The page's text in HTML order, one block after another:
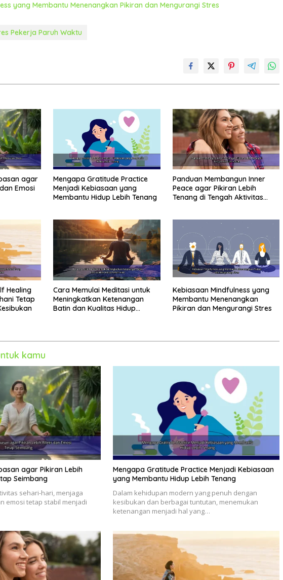
yang Membantu Menenangkan Pikiran dan Mengurangi Stres
Pekerja Paruh Waktu
agar
Emosi
Mengapa Gratitude Practice
Menjadi Kebiasaan yang
Membantu Hidup Lebih Tenang
Panduan Membangun Inner
Peace agar Pikiran Lebih
Tenang di Tengah Aktivitas
Healing
Tetap
Cara Memulai Meditasi untuk
Meningkatkan Ketenangan
Batin dan Kualitas Hidup
Kebiasaan Mindfulness yang
Membantu Menenangkan
Pikiran dan Mengurangi Stres
kamu
agar Pikiran Lebih
Seimbang
sehari-hari, menjaga
emosi tetap stabil menjadi
Mengapa Gratitude Practice Menjadi Kebiasaan
yang Membantu Hidup Lebih Tenang
Dalam kehidupan modern yang penuh dengan
kesibukan dan berbagai tuntutan, menemukan
ketenangan menjadi hal yang…